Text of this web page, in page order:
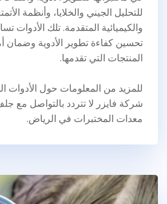
للتحليل الجيني والخلايا، وأنظمة
والكيميائية المتقدمة. تلك الأدوات
تحسين كفاءة تطوير الأدوية وضمان
المنتجات التي تقدمها.
للمزيد من المعلومات حول
شركة فايزر لا تتردد بالتواصل مع
معدات المختبرات في الرياض.